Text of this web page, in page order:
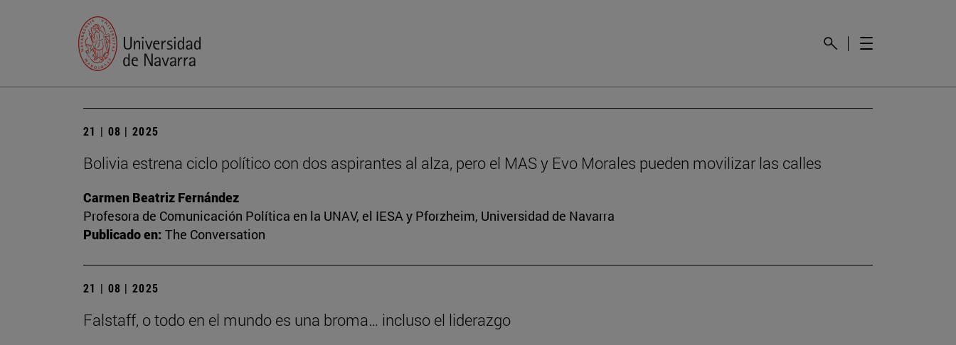
21 | 08 | 2025
Bolivia estrena ciclo político con dos aspirantes al alza, pero el MAS y Evo Morales pueden movilizar las calles
Carmen Beatriz Fernández
Profesora de Comunicación Política en la UNAV, el IESA y Pforzheim, Universidad de Navarra
Publicado en: The Conversation
21 | 08 | 2025
Falstaff, o todo en el mundo es una broma… incluso el liderazgo